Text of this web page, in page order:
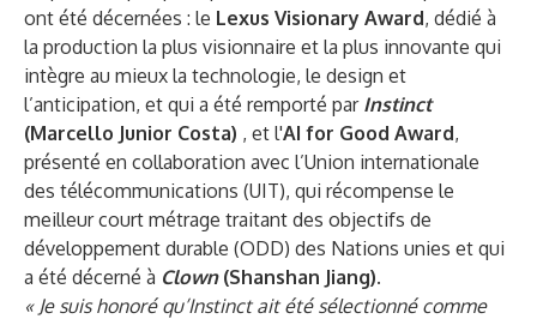
ont été décernées : le Lexus Visionary Award, dédié à
la production la plus visionnaire et la plus innovante qui
intègre au mieux la technologie, le design et
l’anticipation, et qui a été remporté par Instinct
(Marcello Junior Costa) , et l'AI for Good Award,
présenté en collaboration avec l’Union internationale
des télécommunications (UIT), qui récompense le
meilleur court métrage traitant des objectifs de
développement durable (ODD) des Nations unies et qui
a été décerné à Clown(Shanshan Jiang).
« Je suis honoré qu’Instinct ait été sélectionné comme